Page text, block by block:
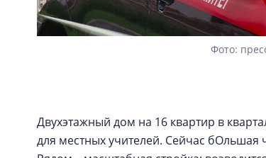
Фото:
Двухэтажный дом на 16 квартир в
для местных учителей. Сейчас бОльшая